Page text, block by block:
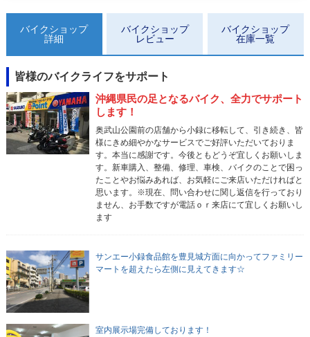
バイクショップ
詳細
バイクショップ
レビュー
バイクショップ
在庫一覧
皆様のバイクライフをサポート
沖縄県民の足となるバイク、全力でサポート
します！
奥武山公園前の店舗から小録に移転して、引き続き、皆
様にきめ細やかなサービスでご好評いただいておりま
す。本当に感謝です。今後ともどうぞ宜しくお願いしま
す。新車購入、整備、修理、車検、バイクのことで困っ
たことやお悩みあれば、お気軽にご来店いただければと
思います。※現在、問い合わせに関し返信を行っており
ません、お手数ですが電話ｏｒ来店にて宜しくお願いし
ます
サンエー小録食品館を豊見城方面に向かってファミリー
マートを超えたら左側に見えてきます☆
室内展示場完備しております！